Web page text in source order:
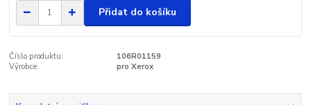
Přidat do košíku
Číslo produktu:
106R01159
Výrobce:
pro Xerox